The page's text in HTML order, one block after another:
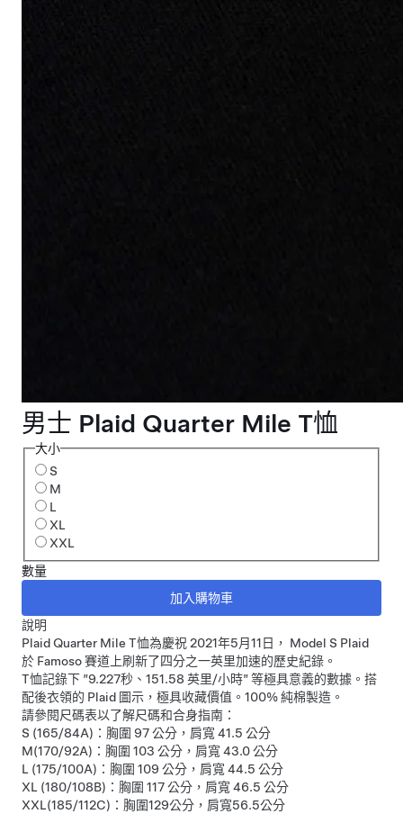
男士 Plaid Quarter Mile T恤
大小
S
M
L
XL
XXL
數量
說明
Plaid Quarter Mile T恤為慶祝 2021年5月11日， Model S Plaid
於 Famoso 賽道上刷新了四分之一英里加速的歷史紀錄。
T恤記錄下 ”9.227秒、151.58 英里/小時” 等極具意義的數據。搭
配後衣領的 Plaid 圖示，極具收藏價值。100% 純棉製造。
請參閱尺碼表以了解尺碼和合身指南：
S (165/84A)：胸圍 97 公分，肩寬 41.5 公分
M(170/92A)：胸圍 103 公分，肩寬 43.0 公分
L (175/100A)：胸圍 109 公分，肩寬 44.5 公分
XL (180/108B)：胸圍 117 公分，肩寬 46.5 公分
XXL(185/112C)：胸圍129公分，肩寬56.5公分